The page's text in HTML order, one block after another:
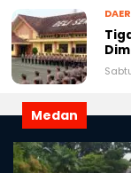
Medan